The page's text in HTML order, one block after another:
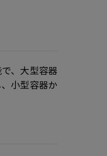
、大型容器
小型容器か